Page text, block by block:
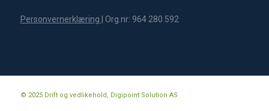
Personvernerklæring | Org.nr: 964 280 592
© 2025 Drift og vedlikehold, Digipoint Solution AS